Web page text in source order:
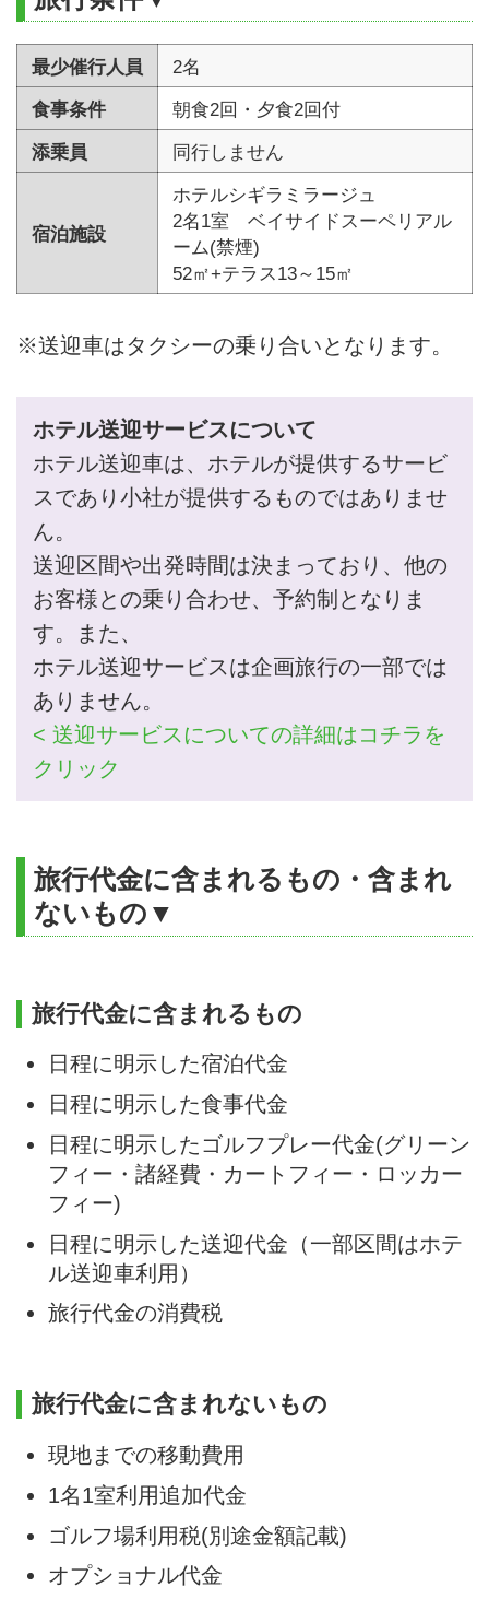
最少催行人員
2名
食事条件
朝食2回・夕食2回付
添乗員
同行しません
宿泊施設
ホテルシギラミラージュ
2名1室 ベイサイドスーペリアル
ーム(禁煙)
52㎡+テラス13～15㎡
※送迎車はタクシーの乗り合いとなります。
ホテル送迎サービスについて
ホテル送迎車は、ホテルが提供するサービ
スであり小社が提供するものではありませ
ん。
送迎区間や出発時間は決まっており、他の
お客様との乗り合わせ、予約制となりま
す。また、
ホテル送迎サービスは企画旅行の一部では
ありません。
< 送迎サービスについての詳細はコチラを
クリック
旅行代金に含まれるもの・含まれ
ないもの▼
旅行代金に含まれるもの
日程に明示した宿泊代金
日程に明示した食事代金
日程に明示したゴルフプレー代金(グリーン
フィー・諸経費・カートフィー・ロッカー
フィー)
日程に明示した送迎代金（一部区間はホテ
ル送迎車利用）
旅行代金の消費税
旅行代金に含まれないもの
現地までの移動費用
1名1室利用追加代金
ゴルフ場利用税(別途金額記載)
オプショナル代金